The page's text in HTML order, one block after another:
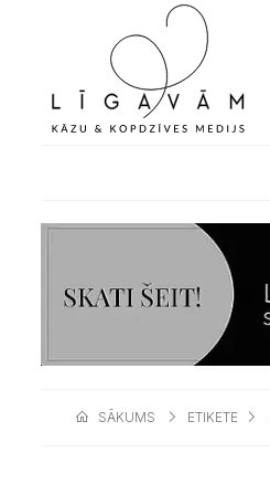
SĀKUMS ETIKETE